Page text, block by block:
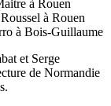
à Rouen
à Rouen
à Bois-Guillaume
et Serge
de Normandie